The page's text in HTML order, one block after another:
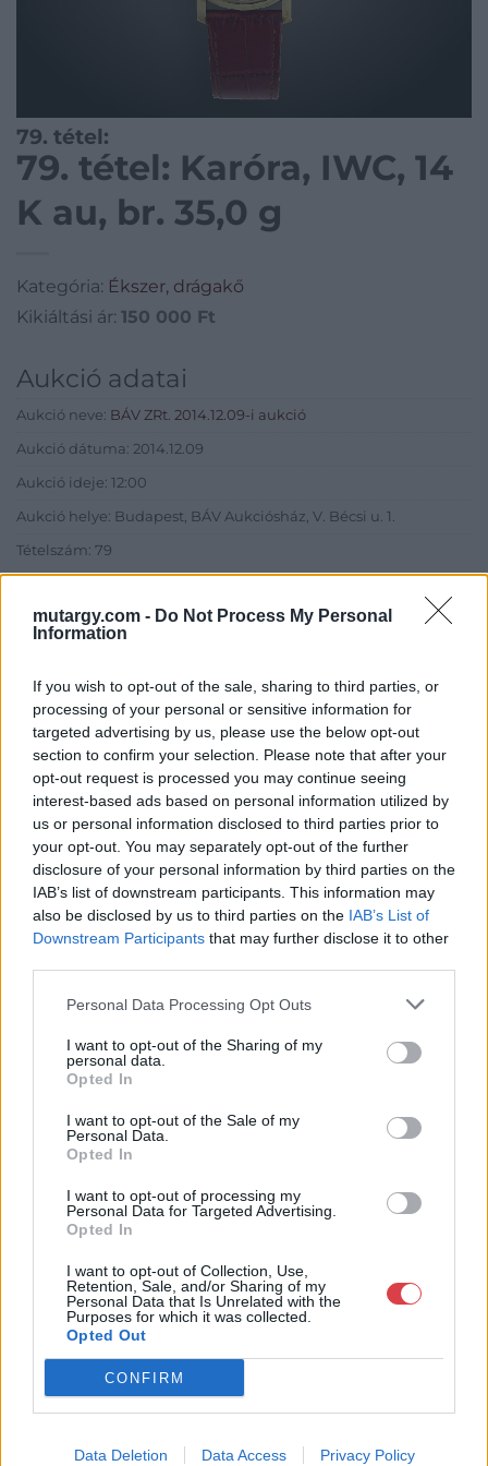
mutargy.com - Do Not Process My Personal
Information
If you wish to opt-out of the sale, sharing to third parties, or
processing of your personal or sensitive information for
targeted advertising by us, please use the below opt-out
section to confirm your selection. Please note that after your
opt-out request is processed you may continue seeing
interest-based ads based on personal information utilized by
us or personal information disclosed to third parties prior to
your opt-out. You may separately opt-out of the further
disclosure of your personal information by third parties on the
IAB’s list of downstream participants. This information may
also be disclosed by us to third parties on the IAB’s List of
Downstream Participants that may further disclose it to other
Personal Data Processing Opt Outs
I want to opt-out of the Sharing of my
personal data.
Opted In
I want to opt-out of the Sale of my
Personal Data.
Opted In
I want to opt-out of processing my
Personal Data for Targeted Advertising.
Opted In
I want to opt-out of Collection, Use,
Retention, Sale, and/or Sharing of my
Personal Data that Is Unrelated with the
Purposes for which it was collected.
Opted Out
CONFIRM
Data Deletion Data Access Privacy Policy
79. tétel:
79. tétel: Karóra, IWC, 14
K au, br. 35,0 g
Kategória: Ékszer, drágakő
Kikiáltási ár: 150 000 Ft
Aukció adatai
Aukció neve: BÁV ZRt. 2014.12.09-i aukció
Aukció dátuma: 2014.12.09
Aukció ideje: 12:00
Aukció helye: Budapest, BÁV Aukciósház, V. Bécsi u. 1.
Tételszám: 79
Eladó adatai
Galéria
Cím: BÁV ZRt.
1027 Budapest, Csalogány u.
23-33.
Telefon: (06 1) 331 0513
Weboldal:http://bav-art.hu
Bemutatkozás: Az ország legnagyobb múltú, 240 esztendeje
jogfolytonosan működő magyar vállalkozásaként a BÁV ZRt.
óriási tapasztalatával, szakmai tekintélyével és
megbízhatóságával hagyományosan a magyar
műkereskedelem meghatározó szereplője. A 2007-ben
megújult BÁV Aukciósház mára a magyarországi
és árverési központtá vált. . Hazánk legnagyobb
felkészült munkatársai a hét hat napján állnak a műtárgyat
eladni, vagy venni kívánók rendelkezésére.
GALÉRIA TOVÁBBI MŰTÁRGYAI
KAPCSOLÓDÓ MŰTÁRGYAK